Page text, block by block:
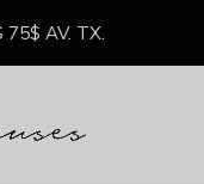
75$ AV. TX.